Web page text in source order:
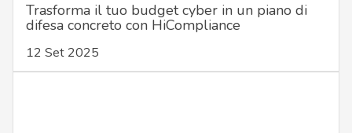
Trasforma il tuo budget cyber in un piano di
difesa concreto con HiCompliance
12 Set 2025